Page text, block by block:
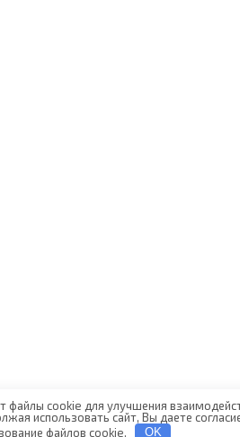
файлы cookie для улучшения
использовать сайт, Вы даете
файлов cookie.
OK